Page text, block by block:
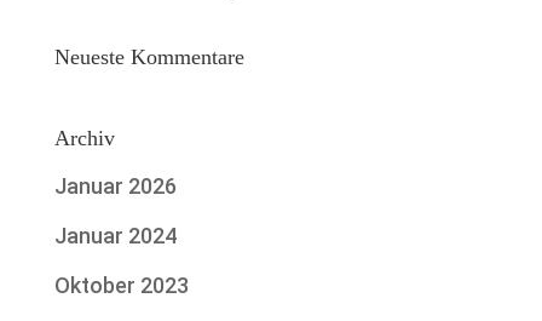
Neueste Kommentare
Archiv
Januar 2026
Januar 2024
Oktober 2023